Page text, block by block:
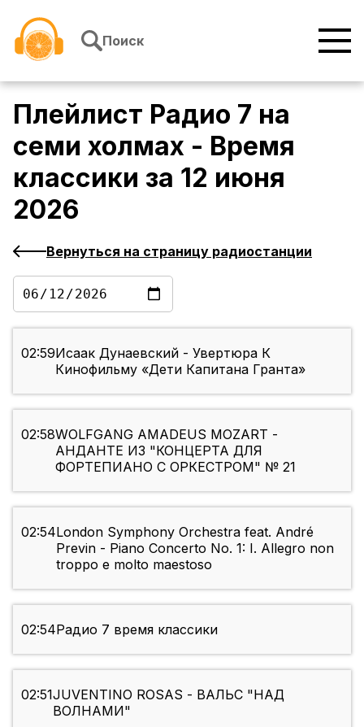
Поиск
Плейлист Радио 7 на
семи холмах - Время
классики за 12 июня
2026
Вернуться на страницу радиостанции
02:59Исаак Дунаевский - Увертюра К
Кинофильму «Дети Капитана Гранта»
02:58WOLFGANG AMADEUS MOZART -
АНДАНТЕ ИЗ "КОНЦЕРТА ДЛЯ
ФОРТЕПИАНО С ОРКЕСТРОМ" № 21
02:54London Symphony Orchestra feat. André
Previn - Piano Concerto No. 1: I. Allegro non
troppo e molto maestoso
02:54Радио 7 время классики
02:51JUVENTINO ROSAS - ВАЛЬС "НАД
ВОЛНАМИ"